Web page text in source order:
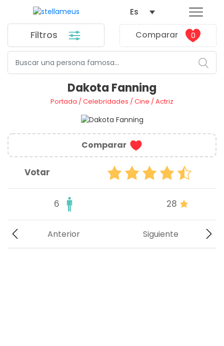
Filtros Comparar 0
Es
Dakota Fanning
Portada /Celebridades /Cine /Actriz
Comparar
Votar
6 28
Siguiente
Anterior